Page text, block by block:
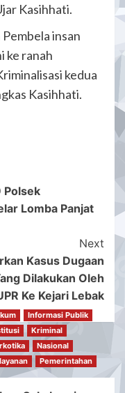
Kasihhati.
insan
ke ranah
kedua
Kasihhati.
Polsek
Lomba Panjat
Next
Kasus Dugaan
Dilakukan Oleh
Ke Kejari Lebak
Informasi Publik
Kriminal
Nasional
Pemerintahan